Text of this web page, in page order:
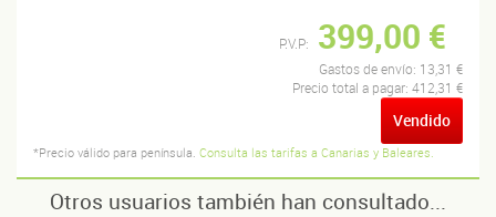
P.V.P: 399,00 €
Gastos de envío: 13,31 €
Precio total a pagar: 412,31 €
Vendido
*Precio válido para península. Consulta las tarifas a Canarias y Baleares.
Otros usuarios también han consultado...